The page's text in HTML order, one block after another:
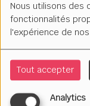
Nous utilisons des
fonctionnalités
l'expérience de
Tout accepter
Analytics
Avec le